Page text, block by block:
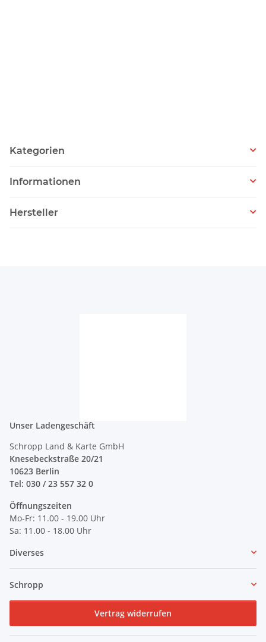
Kategorien
Informationen
Hersteller
Unser Ladengeschäft
Schropp Land & Karte GmbH
Knesebeckstraße 20/21
10623 Berlin
Tel: 030 / 23 557 32 0
Öffnungszeiten
Mo-Fr: 11.00 - 19.00 Uhr
Sa: 11.00 - 18.00 Uhr
Diverses
Schropp
Vertrag widerrufen